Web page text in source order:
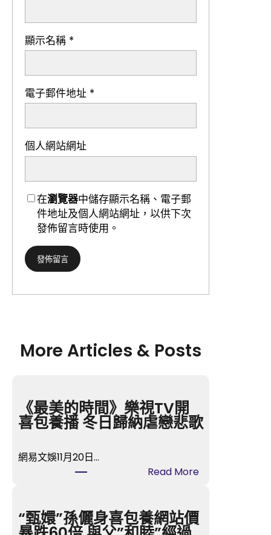
顯示名稱 *
電子郵件地址 *
個人網站網址
在瀏覽器中儲存顯示名稱、電子郵
件地址及個人網站網址，以供下次
發佈留言時使用。
More Articles & Posts
《最美的時間》樂視TV開
喜包養播 冬日歸納虐戀悲歌
網易文娛11月20日…
Read More:
美
的
“甄嬛”孫儷身喜包養網站價